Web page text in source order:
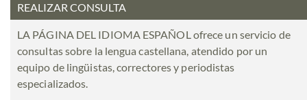
REALIZAR CONSULTA
LA PÁGINA DEL IDIOMA ESPAÑOL ofrece un servicio de
consultas sobre la lengua castellana, atendido por un
equipo de lingüistas, correctores y periodistas
especializados.